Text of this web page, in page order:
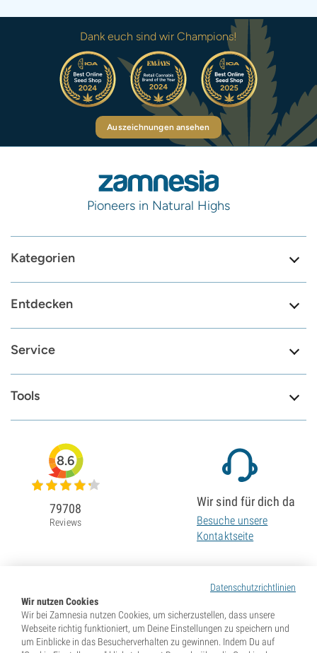
Dank euch sind wir Champions!
Auszeichnungen ansehen
Pioneers in Natural Highs
Kategorien
Entdecken
Service
Tools
Datenschutzrichtlinien
Wir nutzen Cookies
Wir bei Zamnesia nutzen Cookies, um sicherzustellen, dass unsere
Webseite richtig funktioniert, um Deine Einstellungen zu speichern und
um Einblicke in das Besucherverhalten zu gewinnen. Indem Du auf
8.6
79708
Reviews
Wir sind für dich da
Besuche unsere
Kontaktseite